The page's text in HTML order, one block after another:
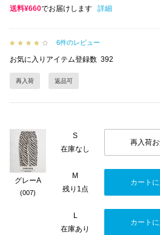
Next
送料¥660でお届けします 詳細
6件のレビュー
お気に入りアイテム登録数 392
再入荷 返品可
グレーA
(007)
S
在庫なし
再入荷
M
残り1点
カート
L
在庫あり
カート